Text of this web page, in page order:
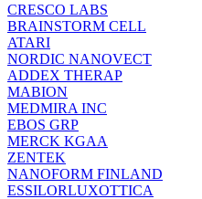
CRESCO LABS
BRAINSTORM CELL
ATARI
NORDIC NANOVECT
ADDEX THERAP
MABION
MEDMIRA INC
EBOS GRP
MERCK KGAA
ZENTEK
NANOFORM FINLAND
ESSILORLUXOTTICA